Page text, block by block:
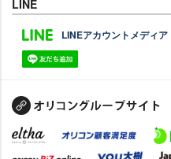
LINE
LINEアカウントメディア